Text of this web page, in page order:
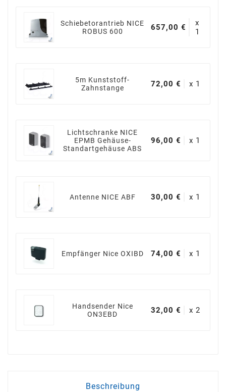
Schiebetorantrieb NICE
ROBUS 600
657,00 €
x
1
5m Kunststoff-
Zahnstange
72,00 € x 1
Lichtschranke NICE
EPMB Gehäuse-
Standartgehäuse ABS
96,00 € x 1
Antenne NICE ABF 30,00 € x 1
Empfänger Nice OXIBD 74,00 € x 1
Handsender Nice
ON3EBD
32,00 € x 2
Beschreibung